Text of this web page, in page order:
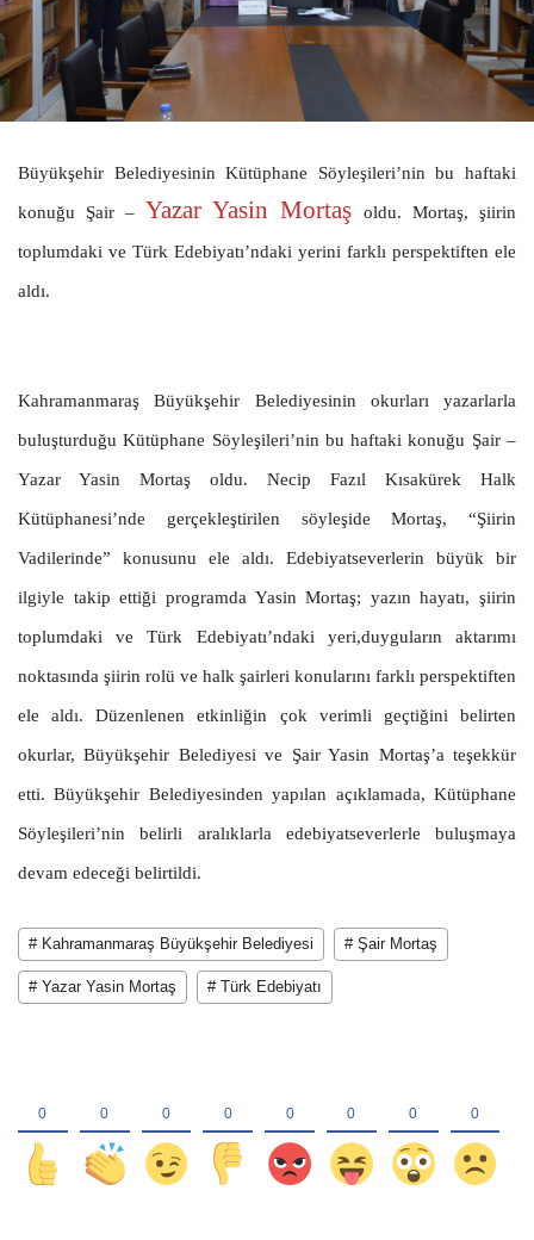
Büyükşehir Belediyesinin Kütüphane Söyleşileri’nin bu haftaki
konuğu Şair – Yazar Yasin Mortaş oldu. Mortaş, şiirin
toplumdaki ve Türk Edebiyatı’ndaki yerini farklı perspektiften ele
aldı.
Kahramanmaraş Büyükşehir Belediyesinin okurları yazarlarla
buluşturduğu Kütüphane Söyleşileri’nin bu haftaki konuğu Şair –
Yazar Yasin Mortaş oldu. Necip Fazıl Kısakürek Halk
Kütüphanesi’nde gerçekleştirilen söyleşide Mortaş, “Şiirin
Vadilerinde” konusunu ele aldı. Edebiyatseverlerin büyük bir
ilgiyle takip ettiği programda Yasin Mortaş; yazın hayatı, şiirin
toplumdaki ve Türk Edebiyatı’ndaki yeri,duyguların aktarımı
noktasında şiirin rolü ve halk şairleri konularını farklı perspektiften
ele aldı. Düzenlenen etkinliğin çok verimli geçtiğini belirten
okurlar, Büyükşehir Belediyesi ve Şair Yasin Mortaş’a teşekkür
etti. Büyükşehir Belediyesinden yapılan açıklamada, Kütüphane
Söyleşileri’nin belirli aralıklarla edebiyatseverlerle buluşmaya
devam edeceği belirtildi.
# Kahramanmaraş Büyükşehir Belediyesi # Şair Mortaş
# Yazar Yasin Mortaş # Türk Edebiyatı